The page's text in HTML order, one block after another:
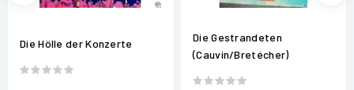
Die Hölle der Konzerte
Die Gestrandeten
(Cauvin/Bretécher)